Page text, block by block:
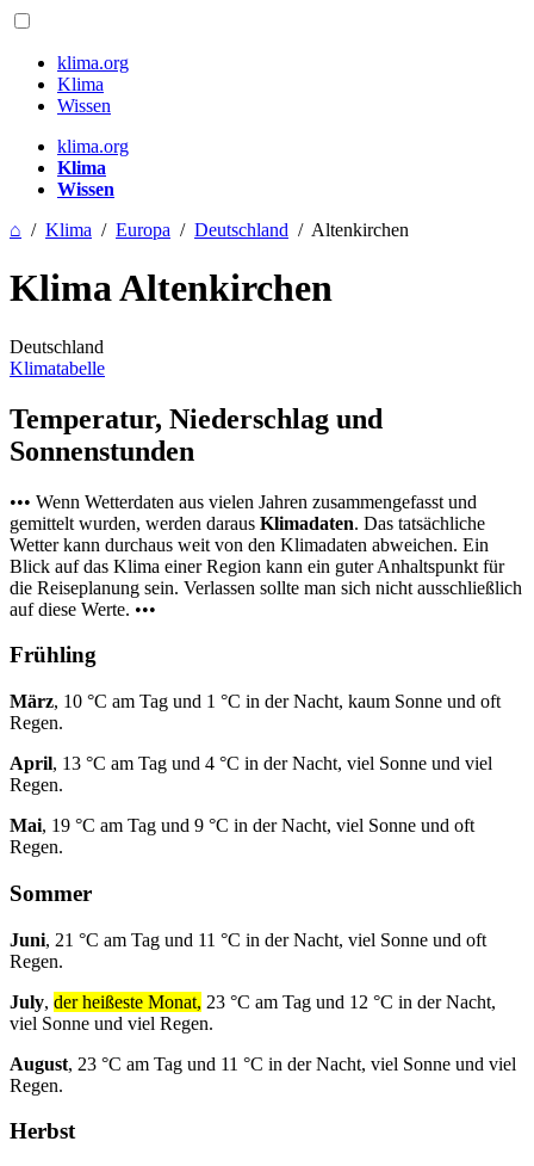
klima.org
Klima
Wissen
klima.org
Klima
Wissen
⌂ / Klima / Europa / Deutschland / Altenkirchen
Klima Altenkirchen
Deutschland
Klimatabelle
Temperatur, Niederschlag und
Sonnenstunden
••• Wenn Wetterdaten aus vielen Jahren zusammengefasst und
gemittelt wurden, werden daraus Klimadaten. Das tatsächliche
Wetter kann durchaus weit von den Klimadaten abweichen. Ein
Blick auf das Klima einer Region kann ein guter Anhaltspunkt für
die Reiseplanung sein. Verlassen sollte man sich nicht ausschließlich
auf diese Werte. •••
Frühling
März, 10 °C am Tag und 1 °C in der Nacht, kaum Sonne und oft
Regen.
April, 13 °C am Tag und 4 °C in der Nacht, viel Sonne und viel
Regen.
Mai, 19 °C am Tag und 9 °C in der Nacht, viel Sonne und oft
Regen.
Sommer
Juni, 21 °C am Tag und 11 °C in der Nacht, viel Sonne und oft
Regen.
July, der heißeste Monat, 23 °C am Tag und 12 °C in der Nacht,
viel Sonne und viel Regen.
August, 23 °C am Tag und 11 °C in der Nacht, viel Sonne und viel
Regen.
Herbst